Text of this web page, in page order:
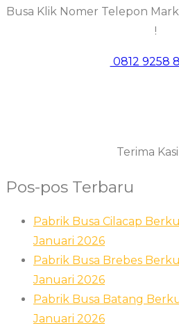
Busa Klik Nomer Telepon
!
0812 9258
Terima
Pos-pos Terbaru
Pabrik Busa Cilacap
Januari 2026
Pabrik Busa Brebes
Januari 2026
Pabrik Busa Batang
Januari 2026